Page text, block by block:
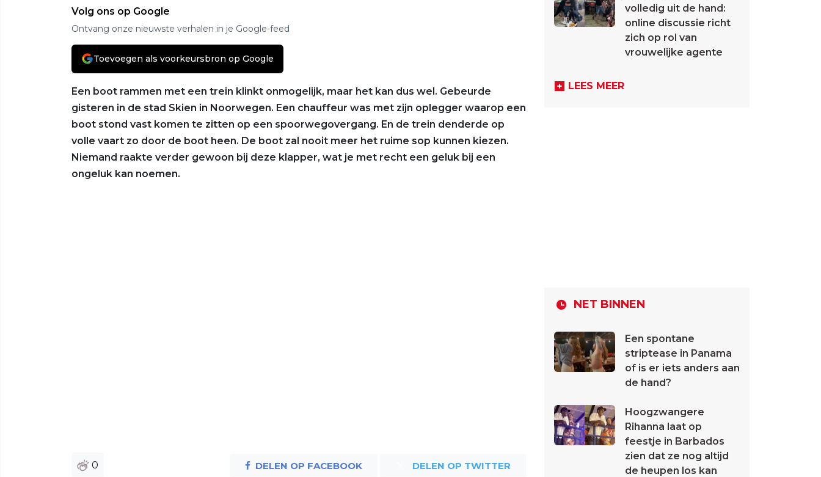
Volg ons op Google
Ontvang onze nieuwste verhalen in je Google-feed
Toevoegen als voorkeursbron op Google
Een boot rammen met een trein klinkt onmogelijk, maar het kan dus wel. Gebeurde
gisteren in de stad Skien in Noorwegen. Een chauffeur was met zijn oplegger waarop een
boot stond vast komen te zitten op een spoorwegovergang. En de trein denderde op
volle vaart zo door de boot heen. De boot zal nooit meer het ruime sop kunnen kiezen.
Niemand raakte verder gewoon bij deze klapper, wat je met recht een geluk bij een
ongeluk kan noemen.
0 DELEN OP FACEBOOK DELEN OP TWITTER
volledig uit de hand:
online discussie richt
zich op rol van
vrouwelijke agente
LEES MEER
NET BINNEN
Een spontane
striptease in Panama
of is er iets anders aan
de hand?
Hoogzwangere
Rihanna laat op
feestje in Barbados
zien dat ze nog altijd
de heupen los kan